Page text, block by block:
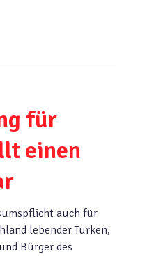
für
einen
auch für
lebender Türken,
Bürger des